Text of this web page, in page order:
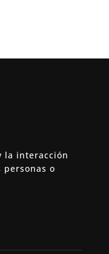
la interacción
personas o